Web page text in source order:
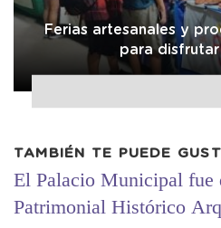
Ferias artesanales y
para
TAMBIÉN TE PUEDE
El Palacio Municipal fue
Patrimonial Histórico